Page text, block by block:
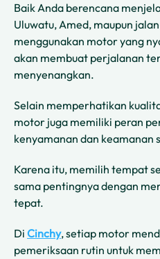
Baik Anda berencana
Uluwatu, Amed, maupun
menggunakan motor yang
akan membuat perjalanan
menyenangkan.
Selain memperhatikan
motor juga memiliki peran
kenyamanan dan keamanan
Karena itu, memilih tempat
sama pentingnya dengan
tepat.
Di Cinchy, setiap motor
pemeriksaan rutin untuk